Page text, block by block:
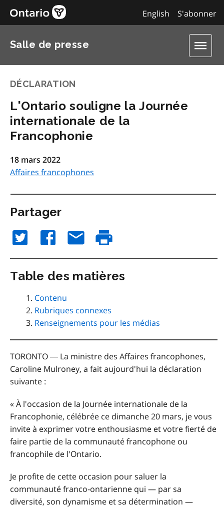
S'abonner
English
Salle de presse
DÉCLARATION
L'Ontario souligne la Journée
internationale de la
Francophonie
18 mars 2022
Affaires francophones
Partager
Table des matières
Contenu
Rubriques connexes
Renseignements pour les médias
TORONTO ― La ministre des Affaires francophones,
Caroline Mulroney, a fait aujourd'hui la déclaration
suivante :
« À l'occasion de la Journée internationale de la
Francophonie, célébrée ce dimanche 20 mars, je vous
invite à exprimer votre enthousiasme et votre fierté de
faire partie de la communauté francophone ou
francophile de l'Ontario.
Je profite de cette occasion pour saluer la
communauté franco-ontarienne qui — par sa
diversité, son dynamisme et sa détermination —